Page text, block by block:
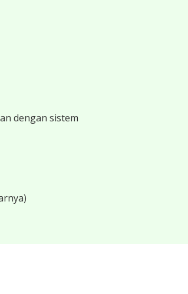
dengan sistem